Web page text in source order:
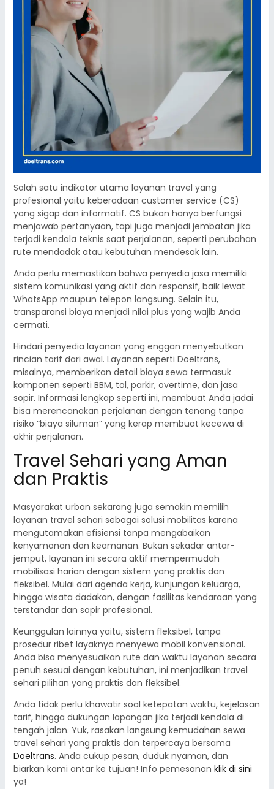
Salah satu indikator utama layanan travel yang
profesional yaitu keberadaan customer service (CS)
yang sigap dan informatif. CS bukan hanya berfungsi
menjawab pertanyaan, tapi juga menjadi jembatan jika
terjadi kendala teknis saat perjalanan, seperti perubahan
rute mendadak atau kebutuhan mendesak lain.
Anda perlu memastikan bahwa penyedia jasa memiliki
sistem komunikasi yang aktif dan responsif, baik lewat
WhatsApp maupun telepon langsung. Selain itu,
transparansi biaya menjadi nilai plus yang wajib Anda
cermati.
Hindari penyedia layanan yang enggan menyebutkan
rincian tarif dari awal. Layanan seperti Doeltrans,
misalnya, memberikan detail biaya sewa termasuk
komponen seperti BBM, tol, parkir, overtime, dan jasa
sopir. Informasi lengkap seperti ini, membuat Anda jadai
bisa merencanakan perjalanan dengan tenang tanpa
risiko “biaya siluman” yang kerap membuat kecewa di
akhir perjalanan.
Travel Sehari yang Aman
dan Praktis
Masyarakat urban sekarang juga semakin memilih
layanan travel sehari sebagai solusi mobilitas karena
mengutamakan efisiensi tanpa mengabaikan
kenyamanan dan keamanan. Bukan sekadar antar-
jemput, layanan ini secara aktif mempermudah
mobilisasi harian dengan sistem yang praktis dan
fleksibel. Mulai dari agenda kerja, kunjungan keluarga,
hingga wisata dadakan, dengan fasilitas kendaraan yang
terstandar dan sopir profesional.
Keunggulan lainnya yaitu, sistem fleksibel, tanpa
prosedur ribet layaknya menyewa mobil konvensional.
Anda bisa menyesuaikan rute dan waktu layanan secara
penuh sesuai dengan kebutuhan, ini menjadikan travel
sehari pilihan yang praktis dan fleksibel.
Anda tidak perlu khawatir soal ketepatan waktu, kejelasan
tarif, hingga dukungan lapangan jika terjadi kendala di
tengah jalan. Yuk, rasakan langsung kemudahan sewa
travel sehari yang praktis dan terpercaya bersama
Doeltrans. Anda cukup pesan, duduk nyaman, dan
biarkan kami antar ke tujuan! Info pemesanan klik di sini
ya!